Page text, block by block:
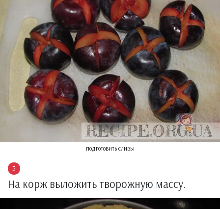
подготовить сливы
На корж выложить творожную массу.